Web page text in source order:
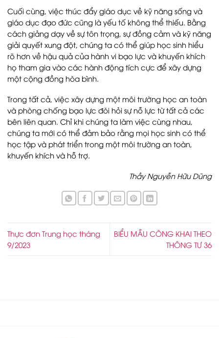
Cuối cùng, việc thúc đẩy giáo dục về kỹ năng sống và
giáo dục đạo đức cũng là yếu tố không thể thiếu. Bằng
cách giảng dạy về sự tôn trọng, sự đồng cảm và kỹ năng
giải quyết xung đột, chúng ta có thể giúp học sinh hiểu
rõ hơn về hậu quả của hành vi bạo lực và khuyến khích
họ tham gia vào các hành động tích cực để xây dựng
một cộng đồng hòa bình.
Trong tất cả, việc xây dựng một môi trường học an toàn
và phòng chống bạo lực đòi hỏi sự nỗ lực từ tất cả các
bên liên quan. Chỉ khi chúng ta làm việc cùng nhau,
chúng ta mới có thể đảm bảo rằng mọi học sinh có thể
học tập và phát triển trong một môi trường an toàn,
khuyến khích và hỗ trợ.
Thầy Nguyễn Hữu Dũng
Thực đơn Trung học tháng
9/2023
BIỂU MẪU CÔNG KHAI THEO
THÔNG TƯ 36